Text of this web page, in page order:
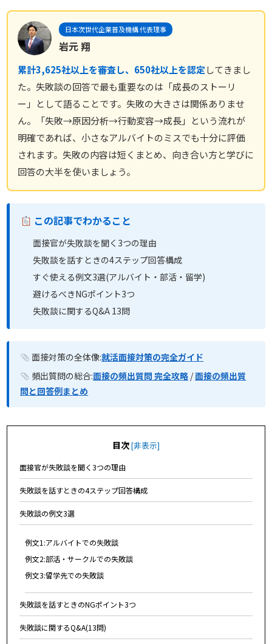
日本次世代企業普及機構 代表理事
岩元 翔
累計3,625社以上を審査し、650社以上を認定してきまし
た。失敗談の回答で最も重要なのは「成長のストーリ
ー」として語ることです。失敗の大きさは関係ありませ
ん。「失敗→原因分析→行動変容→成長」という流れが
明確であれば、小さなアルバイトのミスでも十分に評価
されます。失敗の内容は短くまとめ、向き合い方と学びに
回答の大半を使いましょう。
この記事でわかること
面接官が失敗談を聞く3つの理由
失敗談を話すときの4ステップ回答構成
すぐ使える例文3選(アルバイト・部活・留学)
避けるべきNGポイント3つ
失敗談に関するQ&A 13問
面接対策の全体像:就活面接対策の完全ガイド
頻出質問の総合:面接の頻出質問 完全攻略 /面接の頻出質
問と回答例まとめ
目次[非表示]
面接官が失敗談を聞く3つの理由
失敗談を話すときの4ステップ回答構成
失敗談の例文3選
例文1:アルバイトでの失敗談
例文2:部活・サークルでの失敗談
例文3:留学先での失敗談
失敗談を話すときのNGポイント3つ
失敗談に関するQ&A(13問)